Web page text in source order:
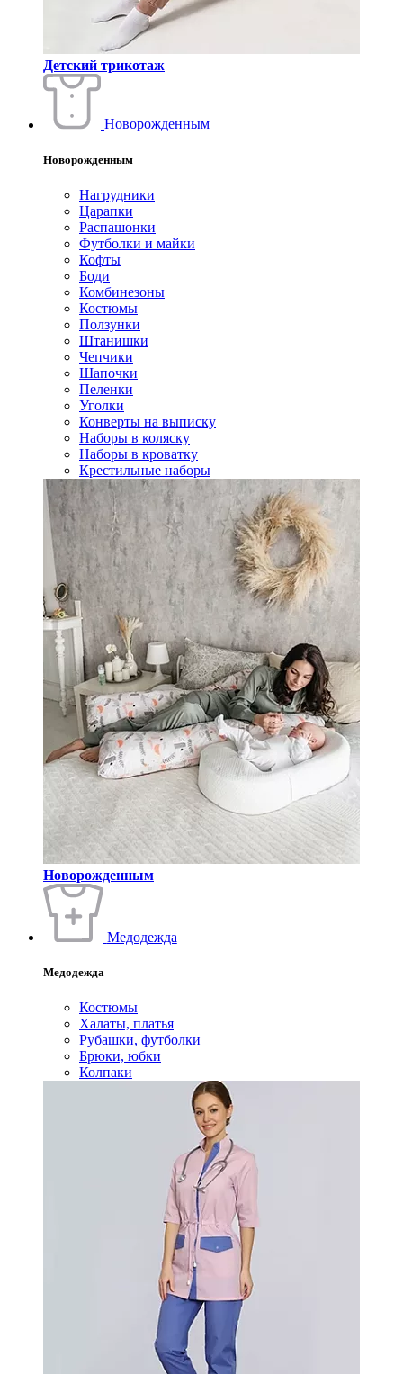
Детский трикотаж
Новорожденным
Новорожденным
Нагрудники
Царапки
Распашонки
Футболки и майки
Кофты
Боди
Комбинезоны
Костюмы
Ползунки
Штанишки
Чепчики
Шапочки
Пеленки
Уголки
Конверты на выписку
Наборы в коляску
Наборы в кроватку
Крестильные наборы
Новорожденным
Медодежда
Медодежда
Костюмы
Халаты, платья
Рубашки, футболки
Брюки, юбки
Колпаки